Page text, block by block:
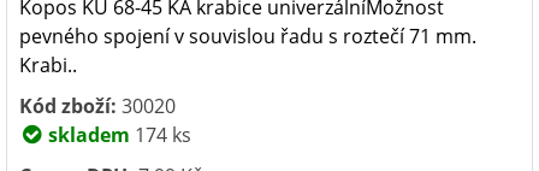
Kopos KU 68-45 KA krabice univerzálníMožnost
pevného spojení v souvislou řadu s roztečí 71 mm.
Krabi..
Kód zboží: 30020
skladem 174 ks